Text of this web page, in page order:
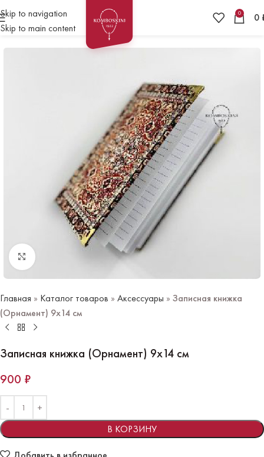
Skip to navigation
Skip to main content
0 0
Нажмите чтобы увеличить
Главная » Каталог товаров » Аксессуары » Записная книжка
(Орнамент) 9х14 см
Записная книжка (Орнамент) 9х14 см
900 ₽
В КОРЗИНУ